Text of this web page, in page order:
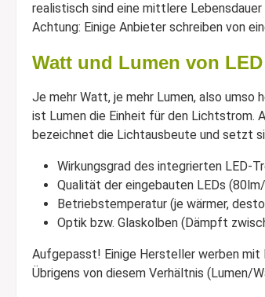
realistisch sind eine mittlere Lebensdauer
Achtung: Einige Anbieter schreiben von
Watt und Lumen von
Je mehr Watt, je mehr Lumen, also
ist Lumen die Einheit für den Lichtstrom.
bezeichnet die Lichtausbeute und setzt
Wirkungsgrad des integrierten LED-
Qualität der eingebauten LEDs
Betriebstemperatur (je wärmer,
Optik bzw. Glaskolben (Dämpft
Aufgepasst! Einige Hersteller werben mit
Übrigens von diesem Verhältnis (Lumen/